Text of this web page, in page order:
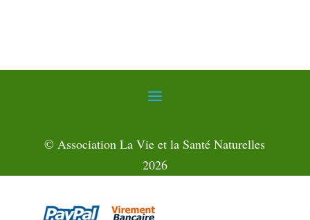
© Association La Vie et la Santé Naturelles
2026